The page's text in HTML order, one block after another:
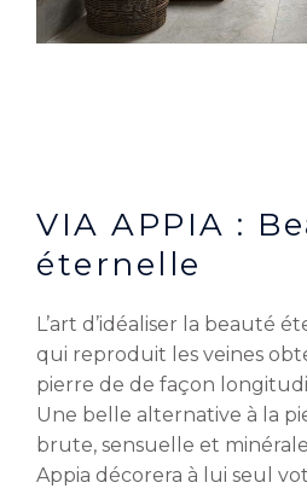
VIA APPIA :
éternelle
L’art d’idéaliser la beauté
qui reproduit les veines
pierre de de façon
Une belle alternative à la
brute, sensuelle et
Appia décorera à lui seul